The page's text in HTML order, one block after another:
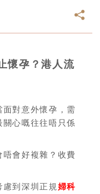
懷孕？港人流
對意外懷孕，需
關心嘅往往唔只係
會好複雜？收費
到深圳正規 婦科